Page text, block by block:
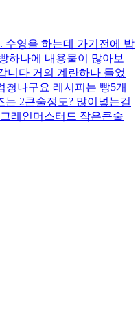
수영을 하는데 가기전에 밥
하나에 내용물이 많아보
니다 거의 계란하나 들었
청나구요 레시피는 빵5개
2큰술정도? 많이넣는걸
레인머스터드 작은큰술